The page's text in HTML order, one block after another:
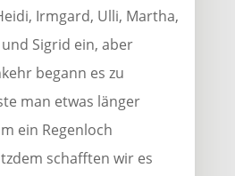
Irmgard, Ulli, Martha,
Sigrid ein, aber
begann es zu
man etwas länger
ein Regenloch
schafften wir es